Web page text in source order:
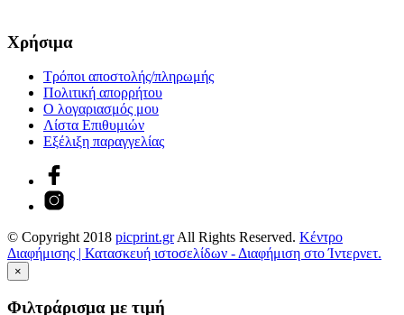
Χρήσιμα
Τρόποι αποστολής/πληρωμής
Πολιτική απορρήτου
Ο λογαριασμός μου
Λίστα Επιθυμιών
Εξέλιξη παραγγελίας
© Copyright 2018 picprint.grAll Rights Reserved. Κέντρο
Διαφήμισης | Κατασκευή ιστοσελίδων - Διαφήμιση στο Ίντερνετ.
×
Φιλτράρισμα με τιμή